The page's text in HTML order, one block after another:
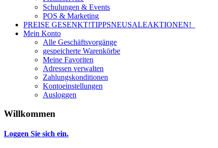
Schulungen & Events
POS & Marketing
PREISE GESENKT!TIPPSNEUSALEAKTIONEN!
Mein Konto
Alle Geschäftsvorgänge
gespeicherte Warenkörbe
Meine Favoriten
Adressen verwalten
Zahlungskonditionen
Kontoeinstellungen
Ausloggen
Willkommen
Loggen Sie sich ein.